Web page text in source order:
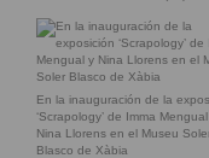
En la inauguración de la
‘Scrapology’ de Imma
Nina Llorens en el Museu
Blasco de Xàbia